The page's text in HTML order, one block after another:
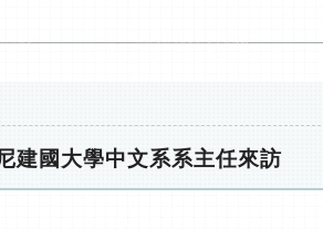
建國大學中文系系主任來訪